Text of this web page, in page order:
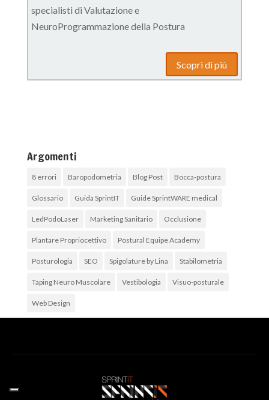
specialisti di Valutazione e
NeuroProgrammazione della Postura
Scopri di più
Argomenti
8 errori Baropodometria Blog Post Bocca-postura
Glossario Guida SprintIT Guide SprintWARE medical
LedPodoLaser Marketing Sanitario Occlusione
Plantare Propriocettivo Postural Equipe Academy
Posturologia SEO Spigolature by Lina Stabilometria
Taping Neuro Muscolare Vestibologia Visuo-posturale
Web Design
Archivi